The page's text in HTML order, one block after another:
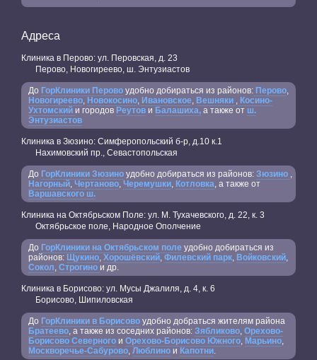
Адреса
Клиника в Перово: ул. Перовская, д. 23
Перово, Новогиреево, ш. Энтузиастов
До ГорКлиники Перово удобно добираться из районов: Перово
Новогиреево Новокосино Ивановское Вешняки
Косино-
Ухтомский и городов Реутов и Балашиха, а также от ш.
Энтузиастов
Клиника в Зюзино: Симферопольский б-р, д.10 к.1
Нахимовский пр., Севастопольская
До ГорКлиники Зюзино удобно добираться из районов: Зюзино
Нагорный Чертаново Черемушки Котловка , а также от
Варшавского ш.
Клиника на Октябрьском Поле: ул. М. Тухачевского, д. 22, к. 3
Октябрьское поле, Народное Ополчение
До ГорКлиники на Октябрьском поле удобно добираться из
районов: Щукино Хорошёвский Филевский парк Войковский
Сокол Строгино и др.
Клиника в Борисово: ул. Мусы Джалиля, д. 4, к. 6
Борисово, Шипиловская
До ГорКлиники в Борисово удобно добраться жителям района
Братеево , а также из соседних районов: Зябликово Орехово-
Борисово Северного и Орехово-Борисово Южного Марьино
Москворечье-Сабурово Люблино и Капотни